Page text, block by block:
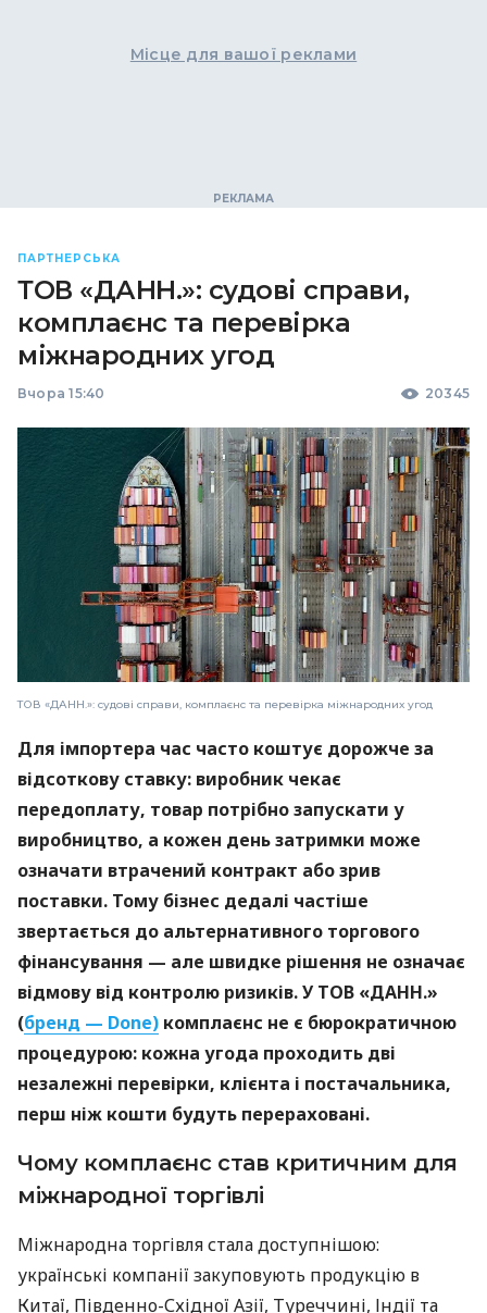
Місце для вашої реклами
ПАРТНЕРСЬКА
ТОВ «ДАНН.»: судові справи,
комплаєнс та перевірка
міжнародних угод
Вчора 15:40 20345
ТОВ «ДАНН.»: судові справи, комплаєнс та перевірка міжнародних угод
Для імпортера час часто коштує дорожче за
відсоткову ставку: виробник чекає
передоплату, товар потрібно запускати у
виробництво, а кожен день затримки може
означати втрачений контракт або зрив
поставки. Тому бізнес дедалі частіше
звертається до альтернативного торгового
фінансування — але швидке рішення не означає
відмову від контролю ризиків. У ТОВ «ДАНН.»
(бренд — Done) комплаєнс не є бюрократичною
процедурою: кожна угода проходить дві
незалежні перевірки, клієнта і постачальника,
перш ніж кошти будуть перераховані.
Чому комплаєнс став критичним для
міжнародної торгівлі
Міжнародна торгівля стала доступнішою:
українські компанії закуповують продукцію в
Китаї, Південно-Східної Азії, Туреччині, Індії та